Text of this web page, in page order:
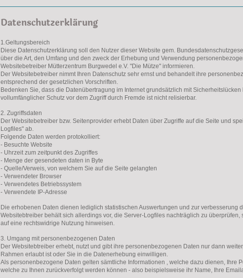
Datenschutzerklärung
1.Geltungsbereich
Diese Datenschutzerklärung soll den Nutzer dieser Website gem.
über die Art, den Umfang und den zweck der Erhebung und Verwendung
Websitebetreiber Mütterzentrum Burgwedel e.V. "Die Mütze" informieren.
Der Websitebetreiber nimmt Ihren Datenschutz sehr ernst und behandelt ihre
entsprechend der gesetzlichen Vorschriften.
Bedenken Sie, dass die Datenübertragung im Internet grundsätzlich mit
vollumfänglicher Schutz vor dem Zugriff durch Fremde ist nicht relisierbar.
2. Zugriffsdaten
Der Websitebetreiber bzw. Seitenprovider erhebt Daten über Zugriffe auf die Seite und
Logfiles" ab.
Folgende Daten werden protokolliert:
- Besuchte Website
- Uhrzeit zum zeitpunkt des Zugriffes
- Menge der gesendeten daten in Byte
- Quelle/Verweis, von welchem Sie auf die Seite gelangten
- Verwendeter Browser
- Verwendetes Betriebssystem
- Verwendete IP-Adresse
Die erhobenen Daten dienen lediglich statistischen Auswertungen und zur verbesserung
Websitebtreiber behält sich allerdings vor, die Server-Logfiles nachträglich zu überprüfen,
auf eine rechtswidrige Nutzung hinweisen.
3. Umgang mit personenbezogenen Daten
Der Websitebtreiber erhebt, nutzt und gibt ihre personenbezogenen Daten nur dann
Rahmen erlaubt ist oder Sie in die Datenerhebung einwilligen.
Als personenbezogene Daten gelten sämtliche Informationen , welche dazu dienen, Ihre
welche zu Ihnen zurückverfolgt werden können - also beispielsweise ihr Name, Ihre